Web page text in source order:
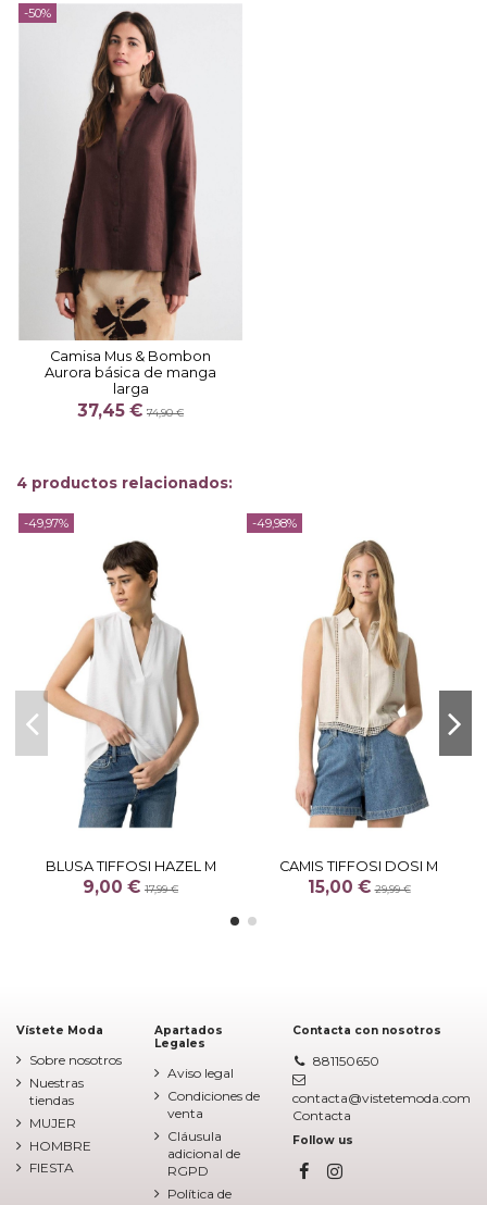
-50%
Camisa Mus & Bombon
Aurora básica de manga
larga
37,45 € 74,90 €
4 productos relacionados:
-49,97%
BLUSA TIFFOSI HAZEL M
9,00 € 17,99 €
-49,98%
CAMIS TIFFOSI DOSI M
15,00 €29,99 €
Vístete Moda
Sobre nosotros
Nuestras
tiendas
MUJER
HOMBRE
FIESTA
Apartados
Legales
Aviso legal
Condiciones de
venta
Cláusula
adicional de
RGPD
Política de
Contacta con nosotros
881150650
contacta@vistetemoda.com
Contacta
Follow us